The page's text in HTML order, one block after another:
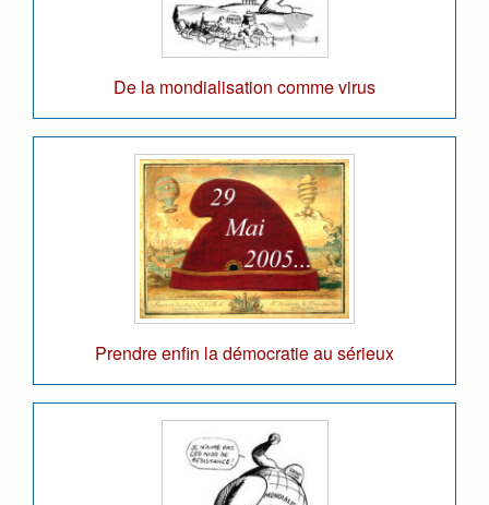
De la mondialisation comme virus
Prendre enfin la démocratie au sérieux